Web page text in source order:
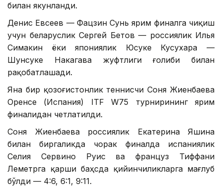
билан якунланди.
Денис Евсеев — Фацзин Сунь ярим финалга чиқиш
учун беларуслик Сергей Бетов — россиялик Илья
Симакин ёки япониялик Юсуке Кусухара —
Шунсуке Накагава жуфтлиги ғолиби билан
рақобатлашади.
Яна бир қозоғистонлик теннисчи Соня Жиенбаева
Оренсе (Испания) ITF W75 турнирининг ярим
финалидан четлатилди.
Соня Жиенбаева россиялик Екатерина Яшина
билан биргаликда чорак финалда испаниялик
Селия Сервино Руис ва француз Тиффани
Леметрга қарши баҳсда қийинчиликларга мағлуб
бўлди — 4:6, 6:1, 9:11.